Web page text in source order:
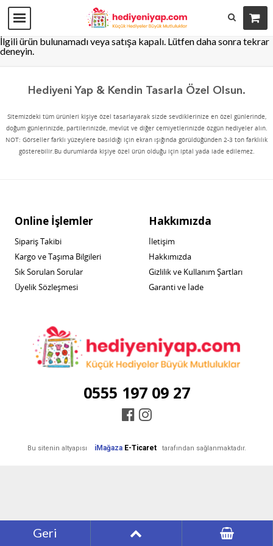
İlgili ürün bulunamadı veya satışa kapalı. Lütfen daha sonra tekrar
deneyin.
Hediyeni Yap & Kendin Tasarla Özel Olsun.
Sitemizdeki tüm ürünleri kişiye özel tasarlayarak sizde sevdiklerinize en özel günlerinde,
doğum günlerinizde, partilerinizde, mevlüt ve diğer cemiyetlerinizde özgün hediyeler alın.
NOT: Görseller farklı yüzeylere basıldığı için ekran ışığında görüldüğünden 2-3 ton farklılık
gösterebilir.Bu durumlarda kişiye özel ürün olduğu için iptal yada iade edilemez.
Online İşlemler
Sipariş Takibi
Kargo ve Taşıma Bilgileri
Sık Sorulan Sorular
Üyelik Sözleşmesi
Hakkımızda
İletişim
Hakkımızda
Gizlilik ve Kullanım Şartları
Garanti ve İade
0555 197 09 27
Geri
Bu sitenin altyapısı iMağaza E-Ticaret tarafından sağlanmaktadır.